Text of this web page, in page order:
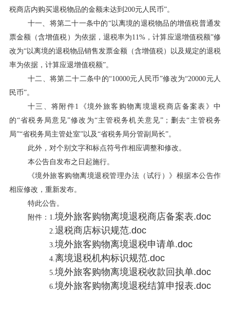
税商店内购买退税物品的金额未达到200元人民币”。
十一、将第二十一条中的“以离境的退税物品的增值税普通发
票金额（含增值税）为依据，退税率为11%，计算应退增值税额”修
改为“以离境的退税物品销售发票金额（含增值税）以及规定的退税
率为依据，计算应退增值税额”。
十二、将第二十二条中的“10000元人民币”修改为“20000元人
民币”。
十三、将附件1《境外旅客购物离境退税商店备案表》中
的“省税务局意见”修改为“主管税务机关意见”；删去“主管税务
局”“省税务局主管处室”以及“省税务局分管副局长”。
此外，对个别文字和标点符号作相应调整和修改。
本公告自发布之日起施行。
《境外旅客购物离境退税管理办法（试行）》根据本公告作
相应修改，重新发布。
特此公告。
附件：1. 境外旅客购物离境退税商店备案表.doc
2. 退税商店标识规范.doc
3. 境外旅客购物离境退税申请单.doc
4. 离境退税机构标识规范.doc
5. 境外旅客购物离境退税收款回执单.doc
6. 境外旅客购物离境退税结算申报表.doc